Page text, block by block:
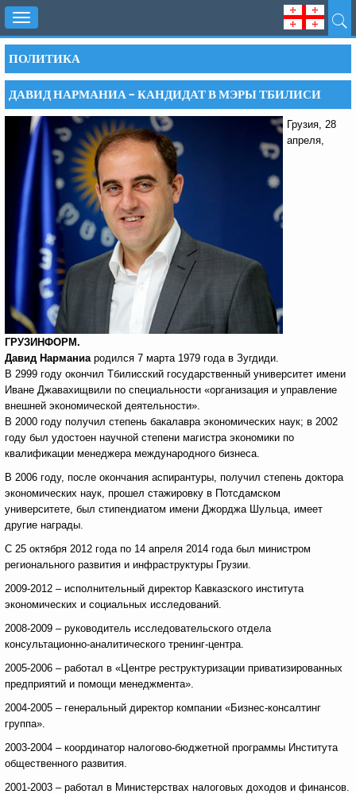
Toggle
navigation
ПОЛИТИКА
ДАВИД НАРМАНИА – КАНДИДАТ В МЭРЫ ТБИЛИСИ
Грузия, 28
апреля,
ГРУЗИНФОРМ.
Давид Нарманиародился 7 марта 1979 года в Зугдиди.
В 2999 году окончил Тбилисский государственный университет имени
Иване Джавахищвили по специальности «организация и управление
внешней экономической деятельности».
В 2000 году получил степень бакалавра экономических наук; в 2002
году был удостоен научной степени магистра экономики по
квалификации менеджера международного бизнеса.
В 2006 году, после окончания аспирантуры, получил степень доктора
экономических наук, прошел стажировку в Потсдамском
университете, был стипендиатом имени Джорджа Шульца, имеет
другие награды.
С 25 октября 2012 года по 14 апреля 2014 года был министром
регионального развития и инфраструктуры Грузии.
2009-2012 – исполнительный директор Кавказского института
экономических и социальных исследований.
2008-2009 – руководитель исследовательского отдела
консультационно-аналитического тренинг-центра.
2005-2006 – работал в «Центре реструктуризации приватизированных
предприятий и помощи менеджмента».
2004-2005 – генеральный директор компании «Бизнес-консалтинг
группа».
2003-2004 – координатор налогово-бюджетной программы Института
общественного развития.
2001-2003 – работал в Министерствах налоговых доходов и финансов.